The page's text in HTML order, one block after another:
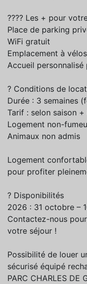
???? Les + pour
Place de parking
WiFi gratuit
Emplacement à vélos
Accueil
? Conditions de
Durée : 3 semaines
Tarif : selon saison
Logement non-
Animaux non admis
Logement
pour profiter
? Disponibilités
2026 : 31 octobre –
Contactez-nous
votre séjour !
Possibilité de louer
sécurisé équipé
PARC CHARLES DE